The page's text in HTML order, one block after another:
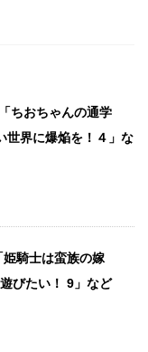
ちおちゃんの通学
界に爆焔を！４」な
騎士は蛮族の嫁
びたい！ 9」など